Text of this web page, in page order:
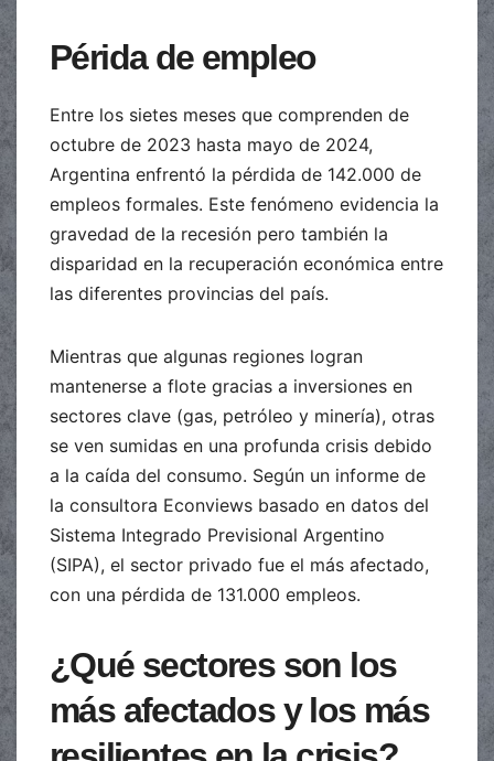
Périda de empleo
Entre los sietes meses que comprenden de
octubre de 2023 hasta mayo de 2024,
Argentina enfrentó la pérdida de 142.000 de
empleos formales. Este fenómeno evidencia la
gravedad de la recesión pero también la
disparidad en la recuperación económica entre
las diferentes provincias del país.
Mientras que algunas regiones logran
mantenerse a flote gracias a inversiones en
sectores clave (gas, petróleo y minería), otras
se ven sumidas en una profunda crisis debido
a la caída del consumo. Según un informe de
la consultora Econviews basado en datos del
Sistema Integrado Previsional Argentino
(SIPA), el sector privado fue el más afectado,
con una pérdida de 131.000 empleos.
¿Qué sectores son los
más afectados y los más